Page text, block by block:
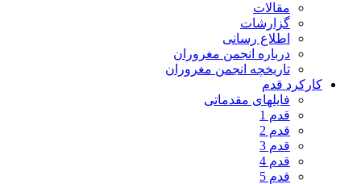
مقالات
گزارشات
اطلاع رسانی
درباره انجمن مغروران
تاریخچه انجمن مغروران
کارکرد قدم
فایلهای مقدماتی
قدم 1
قدم 2
قدم 3
قدم 4
قدم 5